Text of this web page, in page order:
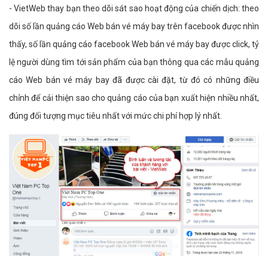
- VietWeb thay bạn theo dõi sát sao hoạt động của chiến dịch: theo
dõi số lần quảng cáo Web bán vé máy bay trên facebook được nhìn
thấy, số lần quảng cáo facebook Web bán vé máy bay được click, tỷ
lệ người dùng tìm tới sản phẩm của bạn thông qua các mẫu quảng
cáo Web bán vé máy bay đã được cài đặt, từ đó có những điều
chỉnh để cải thiện sao cho quảng cáo của bạn xuất hiện nhiều nhất,
đúng đối tượng mục tiêu nhất với mức chi phí hợp lý nhất.